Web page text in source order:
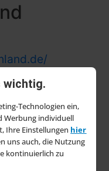
wichtig.
Technologien ein,
Werbung individuell
Ihre Einstellungen hier
uns auch, die Nutzung
kontinuierlich zu